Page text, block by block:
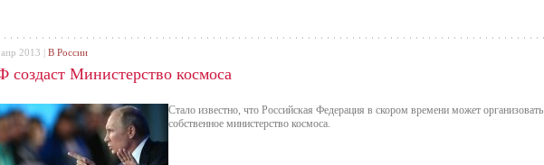
создаст Министерство космоса
Стало известно, что Российская Федерация в скором времени может организовать
собственное министерство космоса.
2013 | В России